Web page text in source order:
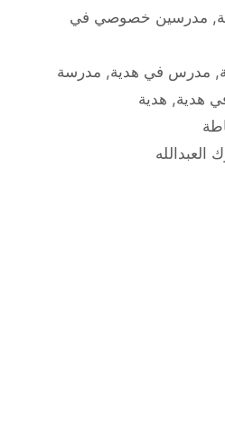
, مدرسين خصوصي في
, مدرس في هدية, مدرسة
هدية, هدية